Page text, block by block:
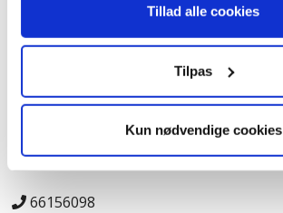
Tillad alle cookies
Tilpas
Kun nødvendige cookies
Kontakt
salg@jk-genbrugscenter.dk
66156098